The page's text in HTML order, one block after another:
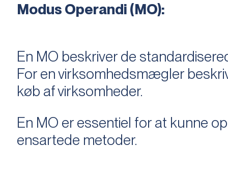
Modus Operandi (MO):
En MO beskriver de
For en virksomhedsmægler
køb af virksomheder.
En MO er essentiel for at kunne
ensartede metoder.